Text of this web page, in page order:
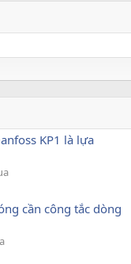
KP1 là lựa
cần công tắc dòng